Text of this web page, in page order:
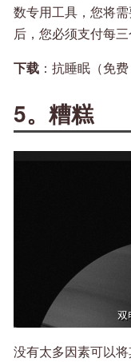
数专用工具，您将
后，您必须支付每三
下载 ：抗睡眠（免
5。糟糕
没有太多因素可以